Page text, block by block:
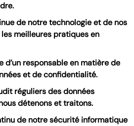
de notre technologie et de nos
meilleures pratiques en
d’un responsable en matière de
et de confidentialité.
réguliers des données
détenons et traitons.
de notre sécurité informatique